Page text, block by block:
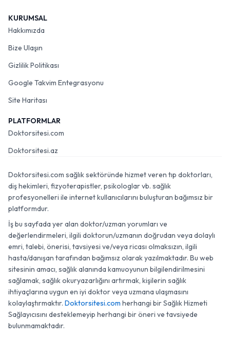
KURUMSAL
Hakkımızda
Bize Ulaşın
Gizlilik Politikası
Google Takvim Entegrasyonu
Site Haritası
PLATFORMLAR
Doktorsitesi.com
Doktorsitesi.az
Doktorsitesi.com sağlık sektöründe hizmet veren tıp doktorları,
diş hekimleri, fizyoterapistler, psikologlar vb. sağlık
profesyonelleri ile internet kullanıcılarını buluşturan bağımsız bir
platformdur.
İş bu sayfada yer alan doktor/uzman yorumları ve
değerlendirmeleri, ilgili doktorun/uzmanın doğrudan veya dolaylı
emri, talebi, önerisi, tavsiyesi ve/veya ricası olmaksızın, ilgili
hasta/danışan tarafından bağımsız olarak yazılmaktadır. Bu web
sitesinin amacı, sağlık alanında kamuoyunun bilgilendirilmesini
sağlamak, sağlık okuryazarlığını artırmak, kişilerin sağlık
ihtiyaçlarına uygun en iyi doktor veya uzmana ulaşmasını
kolaylaştırmaktır. Doktorsitesi.com herhangi bir Sağlık Hizmeti
Sağlayıcısını desteklemeyip herhangi bir öneri ve tavsiyede
bulunmamaktadır.